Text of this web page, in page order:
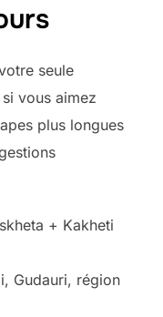
seule
vous aimez
plus longues
+ Kakheti
Gudauri, région